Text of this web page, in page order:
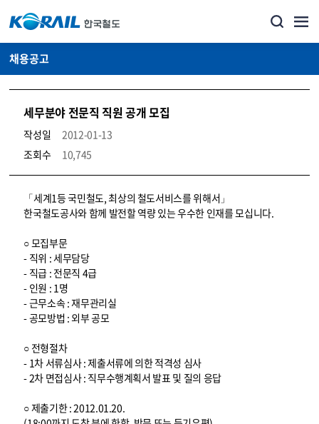
채용공고
세무분야 전문직 직원 공개 모집
작성일
2012-01-13
조회수
10,745
코레일소개_경영공시_채용공고 상세보기 – 내용, 파일, 담당자 연락처로 구성
「세계1등 국민철도, 최상의 철도서비스를 위해서」
한국철도공사와 함께 발전할 역량 있는 우수한 인재를 모십니다.
○ 모집부문
- 직위 : 세무담당
- 직급 : 전문직 4급
- 인원 : 1명
- 근무소속 : 재무관리실
- 공모방법 : 외부 공모
○ 전형절차
- 1차 서류심사 : 제출서류에 의한 적격성 심사
- 2차 면접심사 : 직무수행계획서 발표 및 질의 응답
○ 제출기한 : 2012.01.20.